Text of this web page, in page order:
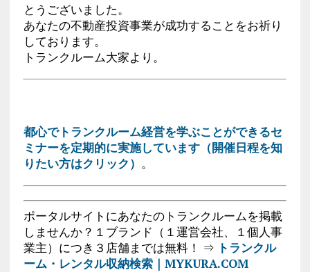
とうございました。
あなたの不動産投資事業が成功することをお祈り
しております。
トランクルーム大家より。
都心でトランクルーム経営を学ぶことができるセ
ミナーを定期的に実施しています（開催日程を知
りたい方はクリック） 。
ポータルサイトにあなたのトランクルームを掲載
しませんか？１ブランド（１運営会社、１個人事
業主）につき３店舗までは無料！ ⇒ トランクル
ーム・レンタル収納検索｜MYKURA.COM